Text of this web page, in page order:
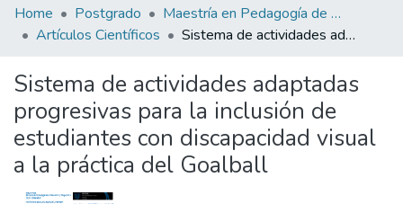
Communities
&
All of DSpace
Statistics
Home Postgrado
Maestría en Pedagogía de la Cultura Física - Mención en Educación Física Inclusiva
Artículos Científicos
Sistema de actividades adaptadas progresivas para la inclusión de estudiantes con discapacidad visual a la práctica del Goalball
Sistema de actividades adaptadas
progresivas para la inclusión de
estudiantes con discapacidad visual
a la práctica del Goalball